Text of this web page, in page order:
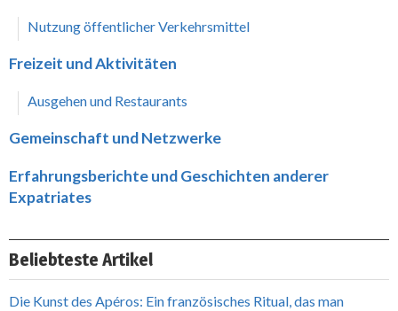
Nutzung öffentlicher Verkehrsmittel
Freizeit und Aktivitäten
Ausgehen und Restaurants
Gemeinschaft und Netzwerke
Erfahrungsberichte und Geschichten anderer
Expatriates
Beliebteste Artikel
Die Kunst des Apéros: Ein französisches Ritual, das man